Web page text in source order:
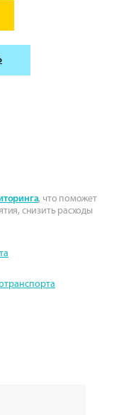
, что поможет
снизить расходы